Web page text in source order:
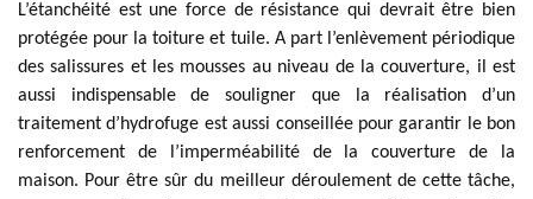
L’étanchéité est une force de résistance qui devrait être bien
protégée pour la toiture et tuile. A part l’enlèvement périodique
des salissures et les mousses au niveau de la couverture, il est
aussi indispensable de souligner que la réalisation d’un
traitement d’hydrofuge est aussi conseillée pour garantir le bon
renforcement de l’imperméabilité de la couverture de la
maison. Pour être sûr du meilleur déroulement de cette tâche,